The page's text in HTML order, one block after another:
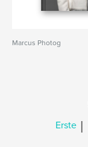
Marcus Photog
Erste |